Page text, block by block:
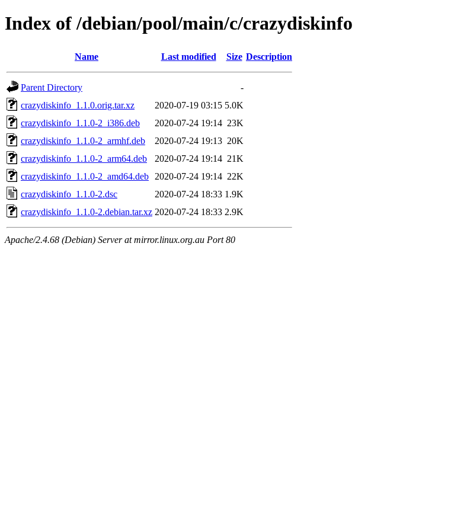
Index of /debian/pool/main/c/crazydiskinfo
Name Last modified Size Description
Parent Directory
-
crazydiskinfo_1.1.0.orig.tar.xz
2020-07-19 03:15 5.0K
crazydiskinfo_1.1.0-2_i386.deb
2020-07-24 19:14 23K
crazydiskinfo_1.1.0-2_armhf.deb
2020-07-24 19:13 20K
crazydiskinfo_1.1.0-2_arm64.deb
2020-07-24 19:14 21K
crazydiskinfo_1.1.0-2_amd64.deb
2020-07-24 19:14 22K
crazydiskinfo_1.1.0-2.dsc
2020-07-24 18:33 1.9K
crazydiskinfo_1.1.0-2.debian.tar.xz 2020-07-24 18:33 2.9K
Apache/2.4.68 (Debian) Server at mirror.linux.org.au Port 80